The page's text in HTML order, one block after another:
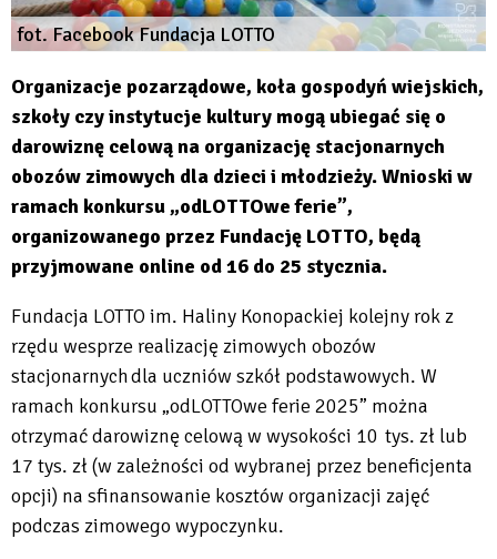
fot. Facebook Fundacja LOTTO
Organizacje pozarządowe, koła gospodyń wiejskich,
szkoły czy instytucje kultury mogą ubiegać się o
darowiznę celową na organizację stacjonarnych
obozów zimowych dla dzieci i młodzieży. Wnioski w
ramach konkursu „odLOTTOwe ferie”,
organizowanego przez Fundację LOTTO, będą
przyjmowane online od 16 do 25 stycznia.
Fundacja LOTTO im. Haliny Konopackiej kolejny rok z
rzędu wesprze realizację zimowych obozów
stacjonarnych dla uczniów szkół podstawowych. W
ramach konkursu „odLOTTOwe ferie 2025” można
otrzymać darowiznę celową w wysokości 10 tys. zł lub
17 tys. zł (w zależności od wybranej przez beneficjenta
opcji) na sfinansowanie kosztów organizacji zajęć
podczas zimowego wypoczynku.